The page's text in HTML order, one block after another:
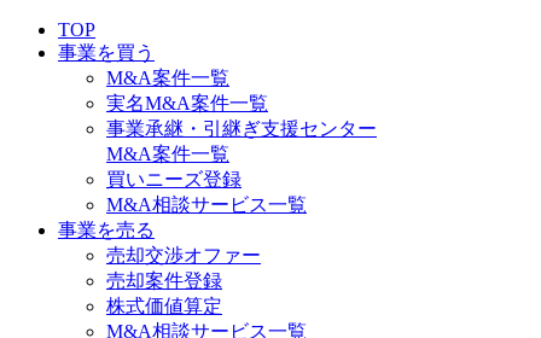
TOP
事業を買う
M&A案件一覧
実名M&A案件一覧
事業承継・引継ぎ支援センター
M&A案件一覧
買いニーズ登録
M&A相談サービス一覧
事業を売る
売却交渉オファー
売却案件登録
株式価値算定
M&A相談サービス一覧